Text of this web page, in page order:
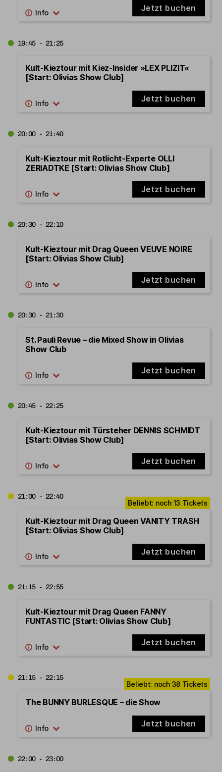
Jetzt buchen
19:45 - 21:25
Kult-Kieztour mit Kiez-Insider »LEX PLIZIT«
[Start: Olivias Show Club]
Jetzt buchen
20:00 - 21:40
Kult-Kieztour mit Rotlicht-Experte OLLI
ZERIADTKE [Start: Olivias Show Club]
Jetzt buchen
20:30 - 22:10
Kult-Kieztour mit Drag Queen VEUVE NOIRE
[Start: Olivias Show Club]
Jetzt buchen
20:30 - 21:30
St. Pauli Revue – die Mixed Show in Olivias
Show Club
Jetzt buchen
20:45 - 22:25
Kult-Kieztour mit Türsteher DENNIS SCHMIDT
[Start: Olivias Show Club]
Jetzt buchen
21:00 - 22:40
Kult-Kieztour mit Drag Queen VANITY TRASH
[Start: Olivias Show Club]
Jetzt buchen
21:15 - 22:55
Kult-Kieztour mit Drag Queen FANNY
FUNTASTIC [Start: Olivias Show Club]
Jetzt buchen
21:15 - 22:15
The BUNNY BURLESQUE – die Show
Jetzt buchen
22:00 - 23:00